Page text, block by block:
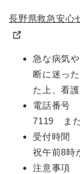
長野県救急安心
急な病気
断に迷っ
た上、看
電話番号
7119 また
受付時間
祝午前8時
注意事項